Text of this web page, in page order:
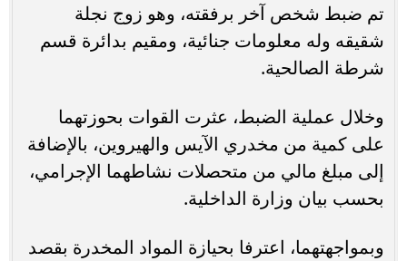
تم ضبط شخص آخر برفقته، وهو زوج نجلة
شقيقه وله معلومات جنائية، ومقيم بدائرة قسم
شرطة الصالحية.
وخلال عملية الضبط، عثرت القوات بحوزتهما
على كمية من مخدري الآيس والهيروين، بالإضافة
إلى مبلغ مالي من متحصلات نشاطهما الإجرامي،
بحسب بيان وزارة الداخلية.
وبمواجهتهما، اعترفا بحيازة المواد المخدرة بقصد